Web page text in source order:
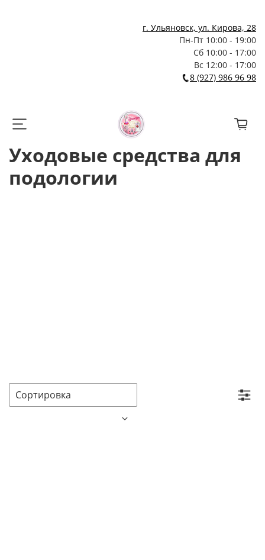
г. Ульяновск, ул. Кирова, 28
Пн-Пт 10:00 - 19:00
Сб 10:00 - 17:00
Вс 12:00 - 17:00
8 (927) 986 96 98
Уходовые средства для
подологии